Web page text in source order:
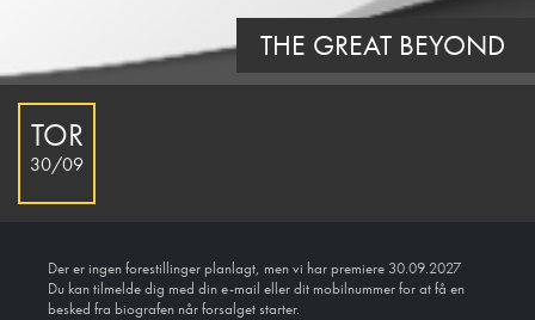
THE GREAT BEYOND
TOR
30/09
Der er ingen forestillinger planlagt, men vi har premiere 30.09.2027
Du kan tilmelde dig med din e-mail eller dit mobilnummer for at få en
besked fra biografen når forsalget starter.